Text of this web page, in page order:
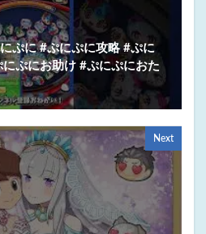
ぷに #ぷにぷに攻略 #ぷに
ぷにお助け #ぷにぷにおた
Next